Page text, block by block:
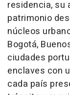
residencia, su
patrimonio
núcleos
Bogotá,
ciudades
enclaves con
cada país